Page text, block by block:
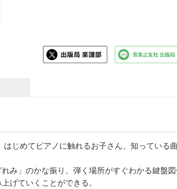
はじめてピアノに触れるお子さん、知っている
み」のかな振り、弾く場所がすぐわかる鍵盤
げていくことができる。